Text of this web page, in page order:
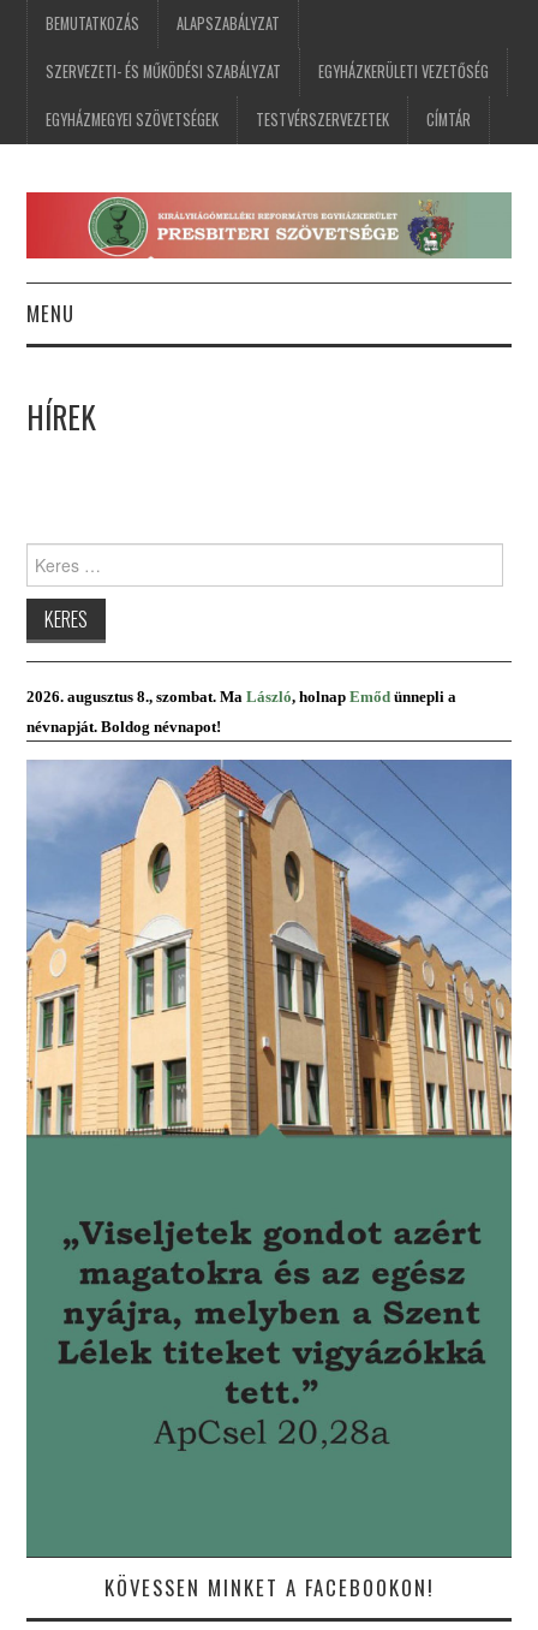
BEMUTATKOZÁS ALAPSZABÁLYZAT
SZERVEZETI- ÉS MŰKÖDÉSI SZABÁLYZAT EGYHÁZKERÜLETI VEZETŐSÉG
EGYHÁZMEGYEI SZÖVETSÉGEK TESTVÉRSZERVEZETEK CÍMTÁR
MENU
HÍREK
PRESBITERKÉPZÉS
ŐRÁLLÓK
HÍREK
2026. augusztus 8., szombat. MaLászló, holnap Emőd ünnepli a
névnapját. Boldog névnapot!
KÖVESSEN MINKET A FACEBOOKON!